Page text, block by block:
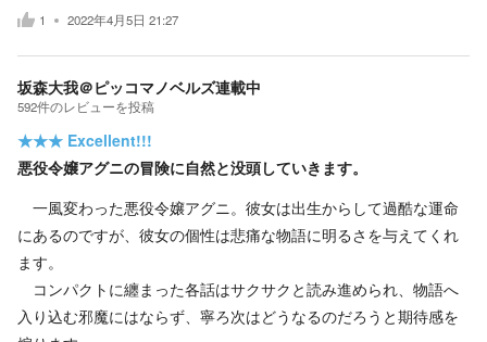
1 2022年4月5日 21:27
坂森大我＠ピッコマノベルズ連載中
592件のレビューを投稿
★★★ Excellent!!!
悪役令嬢アグニの冒険に自然と没頭していきます。
一風変わった悪役令嬢アグニ。彼女は出生からして過酷な運命
にあるのですが、彼女の個性は悲痛な物語に明るさを与えてくれ
ます。
コンパクトに纏まった各話はサクサクと読み進められ、物語へ
入り込む邪魔にはならず、寧ろ次はどうなるのだろうと期待感を